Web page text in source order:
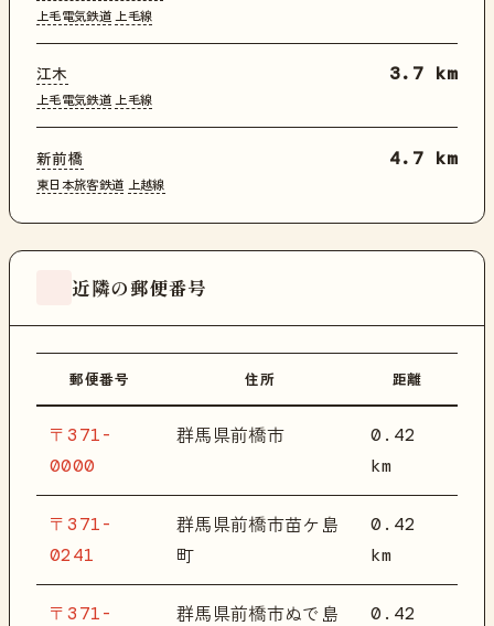
上毛電気鉄道 上毛線
江木
上毛電気鉄道 上毛線
3.7 km
新前橋
東日本旅客鉄道 上越線
4.7 km
近隣の郵便番号
郵便番号 住所 距離
〒371-
0000
群馬県前橋市
0.42
km
〒371-
0241
群馬県前橋市苗ケ島
町
0.42
km
〒371- 群馬県前橋市ぬで島 0.42